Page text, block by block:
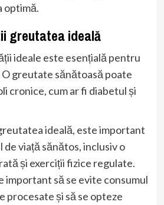
optimă.
greutatea ideală
ideale este esențială pentru
greutate sănătoasă poate
cronice, cum ar fi diabetul și
ideală, este important
de viață sănătos, inclusiv o
și exerciții fizice regulate.
important să se evite consumul
procesate și să se opteze